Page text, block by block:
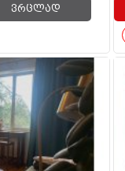
ვრცლად